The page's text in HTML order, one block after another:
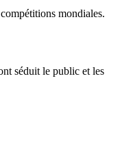
mondiales.
séduit le public et les